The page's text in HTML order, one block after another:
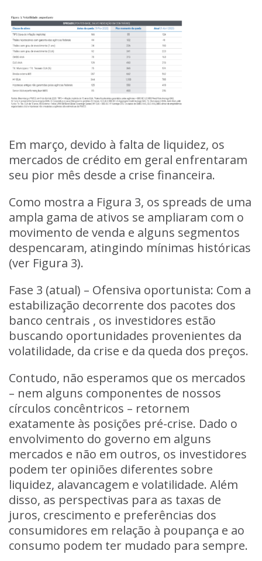
Em março, devido à falta de liquidez, os
mercados de crédito em geral enfrentaram
seu pior mês desde a crise financeira.
Como mostra a Figura 3, os spreads de uma
ampla gama de ativos se ampliaram com o
movimento de venda e alguns segmentos
despencaram, atingindo mínimas históricas
(ver Figura 3).
Fase 3 (atual) – Ofensiva oportunista: Com a
estabilização decorrente dos pacotes dos
banco centrais , os investidores estão
buscando oportunidades provenientes da
volatilidade, da crise e da queda dos preços.
Contudo, não esperamos que os mercados
– nem alguns componentes de nossos
círculos concêntricos – retornem
exatamente às posições pré-crise. Dado o
envolvimento do governo em alguns
mercados e não em outros, os investidores
podem ter opiniões diferentes sobre
liquidez, alavancagem e volatilidade. Além
disso, as perspectivas para as taxas de
juros, crescimento e preferências dos
consumidores em relação à poupança e ao
consumo podem ter mudado para sempre.